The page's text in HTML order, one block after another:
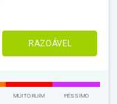
RAZOÁVEL
MUITO RUIM PÉSSIMO